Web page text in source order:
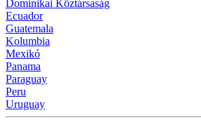
Dominikai Köztársaság
Ecuador
Guatemala
Kolumbia
Mexikó
Panama
Paraguay
Peru
Uruguay